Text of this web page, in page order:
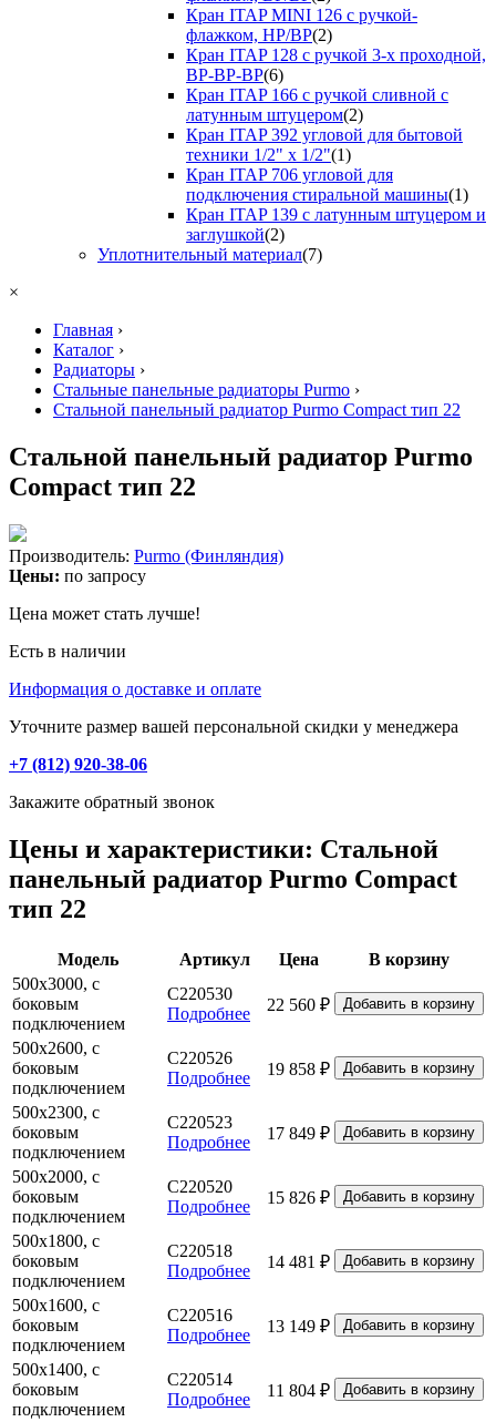
Кран ITAP MINI 126 с ручкой-
флажком, НР/ВР(2)
Кран ITAP 128 с ручкой 3-х проходной,
ВР-ВР-ВР(6)
Кран ITAP 166 с ручкой сливной с
латунным штуцером(2)
Кран ITAP 392 угловой для бытовой
техники 1/2" х 1/2"(1)
Кран ITAP 706 угловой для
подключения стиральной машины(1)
Кран ITAP 139 с латунным штуцером и
заглушкой(2)
Уплотнительный материал(7)
×
Главная ›
Каталог ›
Радиаторы ›
Стальные панельные радиаторы Purmo ›
Стальной панельный радиатор Purmo Compact тип 22
Стальной панельный радиатор Purmo
Compact тип 22
Производитель: Purmo (Финляндия)
Цены: по запросу
Цена может стать лучше!
Есть в наличии
Информация о доставке и оплате
Уточните размер вашей персональной скидки у менеджера
+7 (812) 920-38-06
Закажите обратный звонок
Цены и характеристики: Стальной
панельный радиатор Purmo Compact
тип 22
Модель Артикул Цена
В корзину
500х3000, с
боковым
подключением
C220530
Подробнее
22 560 ₽
500х2600, с
боковым
подключением
C220526
Подробнее
19 858 ₽
500х2300, с
боковым
подключением
C220523
Подробнее
17 849 ₽
500х2000, с
боковым
подключением
C220520
Подробнее
15 826 ₽
500х1800, с
боковым
подключением
C220518
Подробнее
14 481 ₽
500х1600, с
боковым
подключением
C220516
Подробнее
13 149 ₽
500х1400, с
боковым
подключением
C220514
Подробнее
11 804 ₽